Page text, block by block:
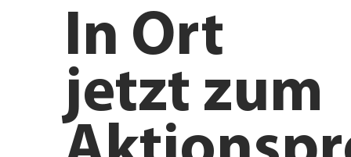
jetzt zum
In Ort